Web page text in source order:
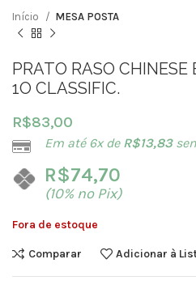
Início MESA POSTA
PRATO RASO
1O CLASSIFIC.
R$83,00
Em até 6x de R$13,83
R$74,70
(10% no Pix)
Fora de estoque
Comparar Adicionar à